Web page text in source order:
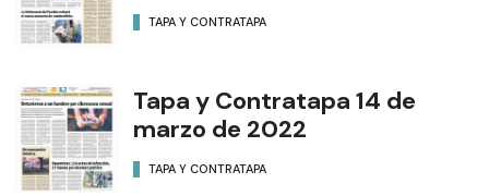
TAPA Y CONTRATAPA
Tapa y Contratapa 14 de
marzo de 2022
TAPA Y CONTRATAPA